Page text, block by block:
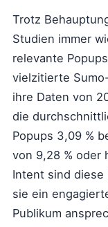
Trotz
Studien immer
relevante
vielzitierte
ihre Daten von
die
Popups 3,09 %
von 9,28 % oder
Intent sind diese
sie ein
Publikum